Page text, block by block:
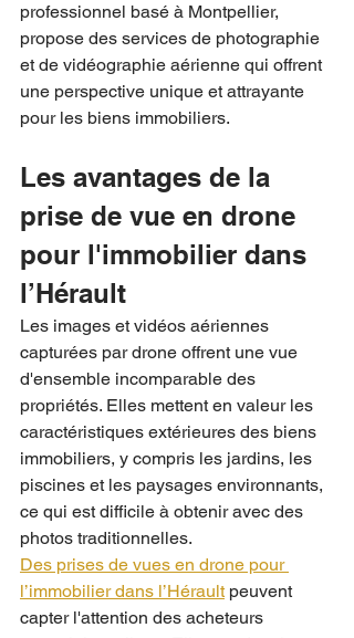
professionnel basé à Montpellier,
propose des services de photographie
et de vidéographie aérienne qui offrent
une perspective unique et attrayante
pour les biens immobiliers.
Les avantages de la
prise de vue en drone
pour l'immobilier dans
l’Hérault
Les images et vidéos aériennes
capturées par drone offrent une vue
d'ensemble incomparable des
propriétés. Elles mettent en valeur les
caractéristiques extérieures des biens
immobiliers, y compris les jardins, les
piscines et les paysages environnants,
ce qui est difficile à obtenir avec des
photos traditionnelles.
Des prises de vues en drone pour
l’immobilier dans l’Hérault peuvent
capter l'attention des acheteurs